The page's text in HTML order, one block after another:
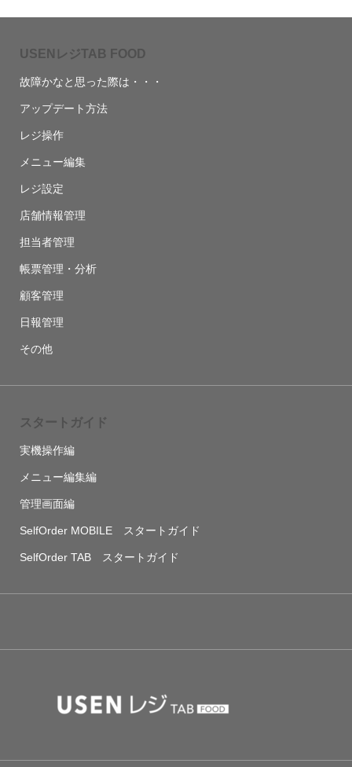
USENレジTAB FOOD
故障かなと思った際は・・・
アップデート方法
レジ操作
メニュー編集
レジ設定
店舗情報管理
担当者管理
帳票管理・分析
顧客管理
日報管理
その他
スタートガイド
実機操作編
メニュー編集編
管理画面編
SelfOrder MOBILE スタートガイド
SelfOrder TAB スタートガイド